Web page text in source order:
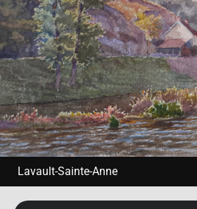
Lavault-Sainte-Anne